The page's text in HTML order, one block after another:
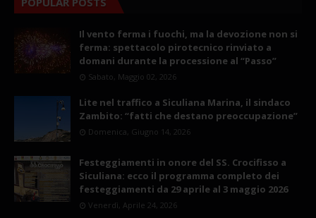
Il vento ferma i fuochi, ma la devozione non si
ferma: spettacolo pirotecnico rinviato a
domani durante la processione al “Passo”
Sabato, Maggio 02, 2026
Lite nel traffico a Siculiana Marina, il sindaco
Zambito: “fatti che destano preoccupazione”
Domenica, Giugno 14, 2026
Festeggiamenti in onore del SS. Crocifisso a
Siculiana: ecco il programma completo dei
festeggiamenti da 29 aprile al 3 maggio 2026
Venerdì, Aprile 24, 2026